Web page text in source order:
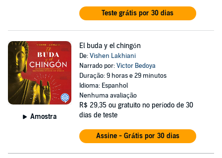
Teste grátis por 30 dias
Amostra
El buda y el chingón
De:Vishen Lakhiani
Narrado por:Victor Bedoya
Duração: 9 horas e 29 minutos
Idioma: Espanhol
Nenhuma avaliação
R$ 29,35 ou gratuito no período de 30
dias de teste
Assine - Grátis por 30 dias